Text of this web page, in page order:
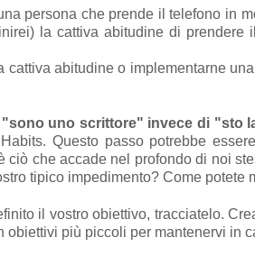
persona che prende il telefono in
la cattiva abitudine di prendere
abitudine o implementarne
uno scrittore" invece di "sto
Questo passo potrebbe
che accade nel profondo di noi
tipico impedimento? Come potete
il vostro obiettivo, tracciatelo.
più piccoli per mantenervi in